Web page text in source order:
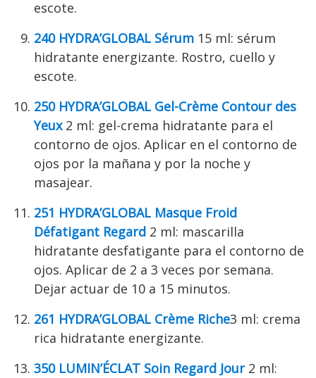
escote.
240 HYDRA’GLOBAL Sérum 15 ml: sérum
hidratante energizante. Rostro, cuello y
escote.
250 HYDRA’GLOBAL Gel-Crème Contour des
Yeux2 ml: gel-crema hidratante para el
contorno de ojos. Aplicar en el contorno de
ojos por la mañana y por la noche y
masajear.
251 HYDRA’GLOBAL Masque Froid
Défatigant Regard 2 ml: mascarilla
hidratante desfatigante para el contorno de
ojos. Aplicar de 2 a 3 veces por semana.
Dejar actuar de 10 a 15 minutos.
261 HYDRA’GLOBAL Crème Riche3 ml: crema
rica hidratante energizante.
350 LUMIN’ÉCLAT Soin Regard Jour2 ml: